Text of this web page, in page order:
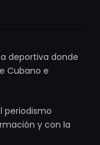
deportiva donde
Cubano e
periodismo
y con la